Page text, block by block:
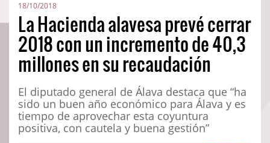
18/10/2018
La Hacienda alavesa prevé cerrar
2018 con un incremento de 40,3
millones en su recaudación
El diputado general de Álava destaca que “ha
sido un buen año económico para Álava y es
tiempo de aprovechar esta coyuntura
positiva, con cautela y buena gestión”